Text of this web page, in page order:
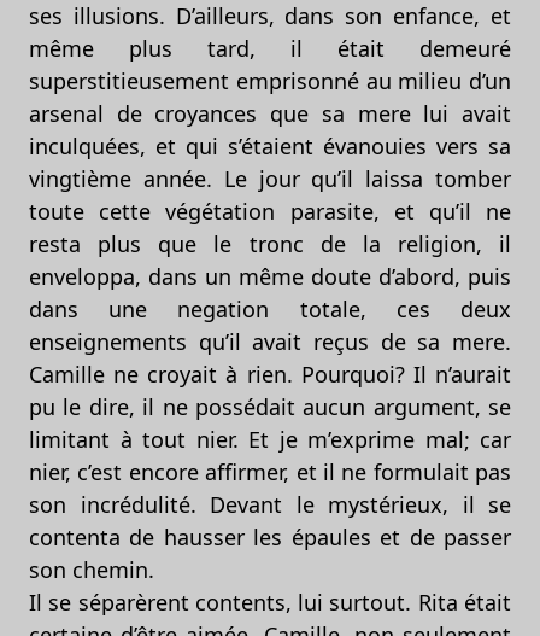
ses illusions. D’ailleurs, dans son enfance, et
même plus tard, il était demeuré
superstitieusement emprisonné au milieu d’un
arsenal de croyances que sa mere lui avait
inculquées, et qui s’étaient évanouies vers sa
vingtième année. Le jour qu’il laissa tomber
toute cette végétation parasite, et qu’il ne
resta plus que le tronc de la religion, il
enveloppa, dans un même doute d’abord, puis
dans une negation totale, ces deux
enseignements qu’il avait reçus de sa mere.
Camille ne croyait à rien. Pourquoi? Il n’aurait
pu le dire, il ne possédait aucun argument, se
limitant à tout nier. Et je m’exprime mal; car
nier, c’est encore affirmer, et il ne formulait pas
son incrédulité. Devant le mystérieux, il se
contenta de hausser les épaules et de passer
son chemin.
Il se séparèrent contents, lui surtout. Rita était